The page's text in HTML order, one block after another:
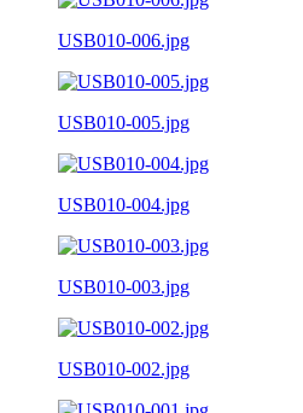
USB010-006.jpg
USB010-005.jpg
USB010-004.jpg
USB010-003.jpg
USB010-002.jpg